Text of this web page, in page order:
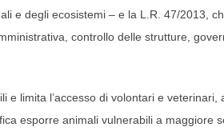
e degli ecosistemi – e la L.R. 47/2013,
controllo delle strutture,
e limita l’accesso di volontari e
esporre animali vulnerabili a maggiore